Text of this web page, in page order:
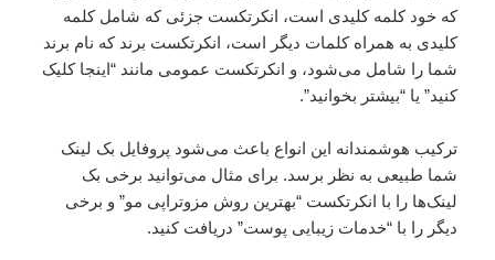
که خود کلمه کلیدی است، انکرتکست جزئی که شامل کلمه
کلیدی به همراه کلمات دیگر است، انکرتکست برند که نام برند
شما را شامل می‌شود، و انکرتکست عمومی مانند “اینجا کلیک
کنید” یا “بیشتر بخوانید”.
ترکیب هوشمندانه این انواع باعث می‌شود پروفایل بک لینک
شما طبیعی به نظر برسد. برای مثال می‌توانید برخی بک
لینک‌ها را با انکرتکست “بهترین روش مزوتراپی مو” و برخی
دیگر را با “خدمات زیبایی پوست” دریافت کنید.